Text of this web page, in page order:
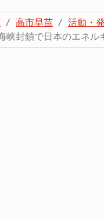
高市早苗
活動・
峡封鎖で日本のエネル